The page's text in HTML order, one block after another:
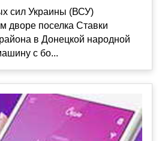
сил Украины (ВСУ)
дворе поселка Ставки
в Донецкой народной
с бо...